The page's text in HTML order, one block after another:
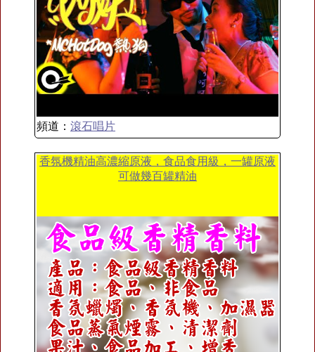
頻道： 滾石唱片
香氛機精油高濃縮原液，食品食用級，一罐原液
可做幾百罐精油